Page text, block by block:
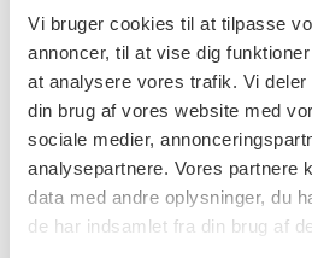
Vi bruger cookies til at tilpasse
annoncer, til at vise dig
at analysere vores trafik. Vi
din brug af vores website med
sociale medier,
analysepartnere. Vores partnere
data med andre oplysninger, du
de har indsamlet fra din brug af
både ved vertikal og horisontal
orale mikrobiom er dog
modstandsdygtigt end andre
mikrobiomer. De økologiske
biofilmkontrol,
spiller formentlig fortsat den
biofilmens sammensætning og